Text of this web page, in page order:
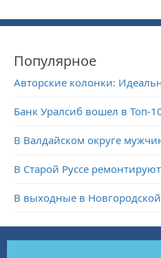
Популярное
Авторские колонки:
Банк Уралсиб вошел в Топ-
В Валдайском округе
В Старой Руссе
В выходные в